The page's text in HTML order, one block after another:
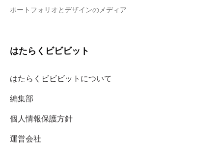
ポートフォリオとデザインのメディア
はたらくビビビット
はたらくビビビットについて
編集部
個人情報保護方針
運営会社